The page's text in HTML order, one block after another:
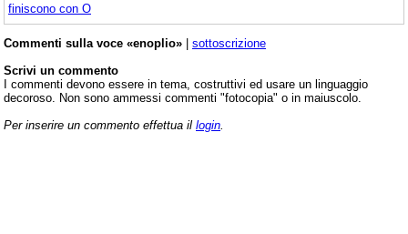
finiscono con O
Commenti sulla voce «enoplio» | sottoscrizione
Scrivi un commento
I commenti devono essere in tema, costruttivi ed usare un linguaggio
decoroso. Non sono ammessi commenti "fotocopia" o in maiuscolo.
Per inserire un commento effettua il login